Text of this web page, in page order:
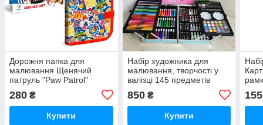
Дорожня папка для
малювання Щенячий
патруль "Paw Patrol"
200518 "DoDo", 6 маркерів
"пиши-витирай"
280 ₴
Купити
Набір художника для
малювання, творчості у
валізці 145 предметів
850₴
Купити
155